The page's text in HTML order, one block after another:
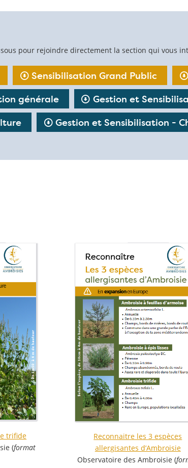
pour rejoindre directement la section qui vous
Sensibilisation Grand Public
générale
Gestion et
Gestion et Sensibilisation -
trifide
(format
Reconnaitre les 3 espèces
allergisantes d’Ambroisie
Observatoire des Ambroisie (